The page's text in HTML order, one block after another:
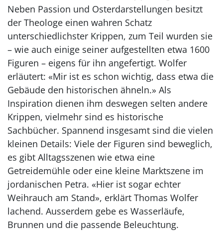
Neben Passion und Osterdarstellungen besitzt
der Theologe einen wahren Schatz
unterschiedlichster Krippen, zum Teil wurden sie
– wie auch einige seiner aufgestellten etwa 1600
Figuren – eigens für ihn angefertigt. Wolfer
erläutert: «Mir ist es schon wichtig, dass etwa die
Gebäude den historischen ähneln.» Als
Inspiration dienen ihm deswegen selten andere
Krippen, vielmehr sind es historische
Sachbücher. Spannend insgesamt sind die vielen
kleinen Details: Viele der Figuren sind beweglich,
es gibt Alltagsszenen wie etwa eine
Getreidemühle oder eine kleine Marktszene im
jordanischen Petra. «Hier ist sogar echter
Weihrauch am Stand», erklärt Thomas Wolfer
lachend. Ausserdem gebe es Wasserläufe,
Brunnen und die passende Beleuchtung.